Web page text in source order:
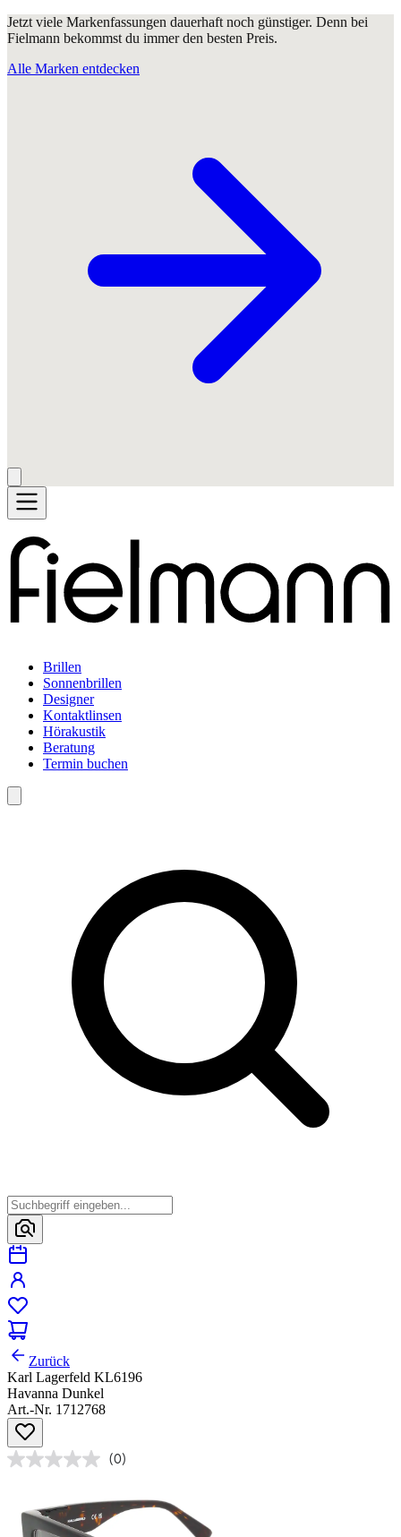
Jetzt viele Markenfassungen dauerhaft noch günstiger. Denn bei
Fielmann bekommst du immer den besten Preis.
Alle Marken entdecken
Brillen
Sonnenbrillen
Designer
Kontaktlinsen
Hörakustik
Beratung
Termin buchen
Zurück
Karl Lagerfeld KL6196
Havanna Dunkel
Art.-Nr. 1712768
(0)